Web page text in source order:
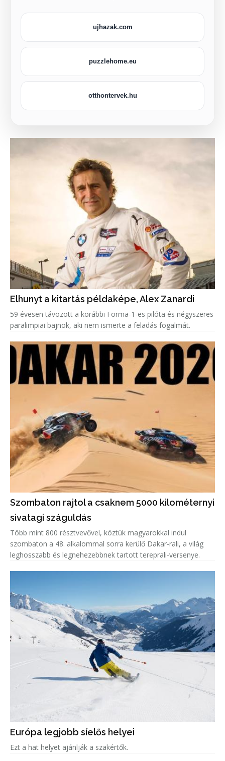
ujhazak.com
puzzlehome.eu
otthontervek.hu
Elhunyt a kitartás példaképe, Alex Zanardi
59 évesen távozott a korábbi Forma-1-es pilóta és négyszeres
paralimpiai bajnok, aki nem ismerte a feladás fogalmát.
Szombaton rajtol a csaknem 5000 kilométernyi
sivatagi száguldás
Több mint 800 résztvevővel, köztük magyarokkal indul
szombaton a 48. alkalommal sorra kerülő Dakar-rali, a világ
leghosszabb és legnehezebbnek tartott tereprali-versenye.
Európa legjobb síelős helyei
Ezt a hat helyet ajánlják a szakértők.